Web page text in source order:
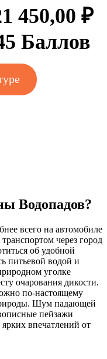
450,00 ₽
Баллов
Водопадов?
всего на автомобиле
через город
об удобной
питьевой водой и
уголке
очарования дикости.
по-настоящему
Шум падающей
пейзажи
впечатлений от